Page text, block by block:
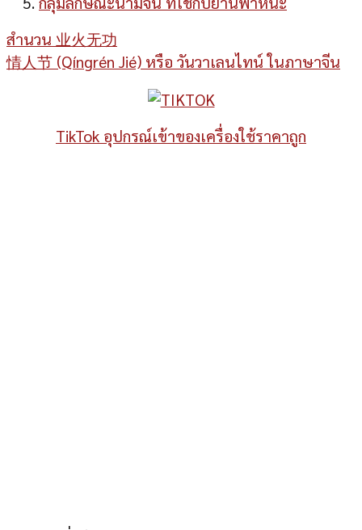
สำนวน 业火无功
情人节 (Qíngrén Jié) หรือ วันวาเลนไทน์ ในภาษาจีน
TikTok อุปกรณ์เข้าของเครื่องใช้ราคาถูก